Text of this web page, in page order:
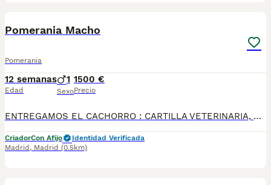
Pomerania Macho
Pomerania
12 semanas
Edad
1
Sexo
1500 €
Precio
ENTREGAMOS EL CACHORRO : CARTILLA VETERINARIA, VACUNACIÓN Y DESPARASITACIÓN AL DIA , MICROCHIP, GARANTIAS VIRICAS Y GENETICAS Y CERTIFICADO DE SALUD EMITIDO POR UN VETERINARIO. QUIENES SOMOS: En Von Martin nos enorgullece ser uno de los mejores criaderos de perros de raza en España miembro de la Real Sociedad Canina Española, especializado en razas Mini Toy y comprometidos con la excelencia, seriedad y profesionalismo basado en una profunda conexión y amor por los animales. Nuestra misión es criar y proporcionar a nuestros clientes compañeros caninos saludables, felices y bien socializados, basados en una profunda conexión y amor por los animales.
CriadorCon Afijo
Identidad Verificada
Madrid , Madrid (0.5km)